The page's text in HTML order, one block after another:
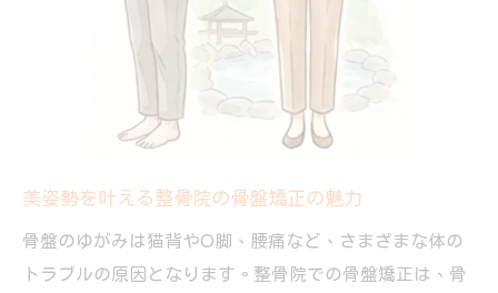
骨盤矯正で姿勢と代謝アップを整骨院で実
イーケア整骨院グループで叶う猫背改善法
口コミで話題の整骨院骨盤矯正ダイエット
美姿勢を叶える整骨院の骨盤矯正の魅力
骨盤のゆがみは猫背やO脚、腰痛など、さまざまな体の
トラブルの原因となります。整骨院での骨盤矯正は、骨